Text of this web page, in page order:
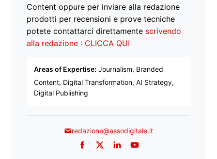
Content oppure per inviare alla redazione
prodotti per recensioni e prove tecniche
potete contattarci direttamente scrivendo
alla redazione : CLICCA QUI
Areas of Expertise: Journalism, Branded
Content, Digital Transformation, AI Strategy,
Digital Publishing
redazione@assodigitale.it
Facebook
TwitterLinkedInYouTube